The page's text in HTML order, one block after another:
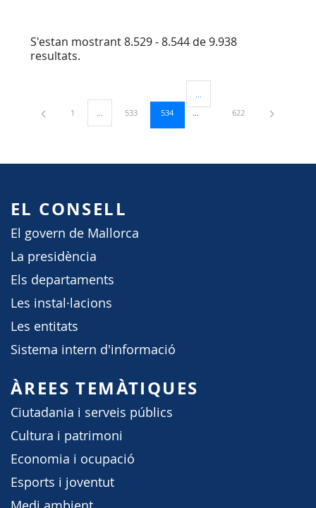
S'estan mostrant 8.529 - 8.544 de 9.938
resultats.
Pàgina
1 ...Pàgines intermèdies Utilitzeu TAB per navegar.
Pàgina
533 Pàgina
534
Pàgines intermèdies Utilitzeu
Pàgina
622
EL CONSELL
El govern de Mallorca
La presidència
Els departaments
Les instal·lacions
Les entitats
Sistema intern d'informació
ÀREES TEMÀTIQUES
Ciutadania i serveis públics
Cultura i patrimoni
Economia i ocupació
Esports i joventut